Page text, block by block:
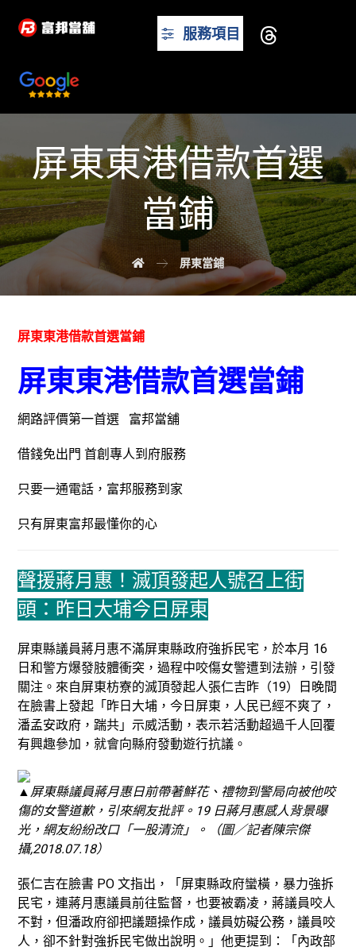
服務項目
屏東東港借款首選
當鋪
屏東當鋪
屏東東港借款首選當鋪
屏東東港借款首選當鋪
網路評價第一首選 富邦當舖
借錢免出門 首創專人到府服務
只要一通電話，富邦服務到家
只有屏東富邦最懂你的心
聲援蔣月惠！滅頂發起人號召上街
頭：昨日大埔今日屏東
屏東縣議員蔣月惠不滿屏東縣政府強拆民宅，於本月 16
日和警方爆發肢體衝突，過程中咬傷女警遭到法辦，引發
關注。來自屏東枋寮的滅頂發起人張仁吉昨（19）日晚間
在臉書上發起「昨日大埔，今日屏東，人民已經不爽了，
潘孟安政府，踹共」示威活動，表示若活動超過千人回覆
有興趣參加，就會向縣府發動遊行抗議。
▲ 屏東縣議員蔣月惠日前帶著鮮花、禮物到警局向被他咬
傷的女警道歉，引來網友批評。19 日蔣月惠感人背景曝
光，網友紛紛改口「一股清流」。（圖／記者陳宗傑
攝,2018.07.18）
張仁吉在臉書 PO 文指出，「屏東縣政府蠻橫，暴力強拆
民宅，連蔣月惠議員前往監督，也要被霸凌，蔣議員咬人
不對，但潘政府卻把議題操作成，議員妨礙公務，議員咬
人，卻不針對強拆民宅做出說明。」他更提到：「內政部